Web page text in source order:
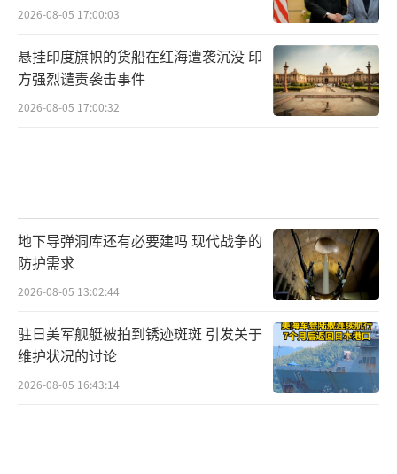
香港新闻网称，《731》的香港首映礼在香
港影艺戏院举行，并且特别选在晚上7时31分举
行，别具意义。该片在香港未映先热，许多香
港网友表示，“铭记历史，支持《731》电影上
日战争时期侵华日军拿中国人做细菌实验为题
材的港产经典电影《黑太阳731》今年7月底在
香港影院重映，甚至因为观众反应热烈加映多
对于《731》的海外发行策略，有分析认
为，影片揭露的反人类罪行是对人性与和平的
2026-08-05 17:00:03
悬挂印度旗帜的货船在红海遭袭沉没 印
方强烈谴责袭击事件
2026-08-05 17:00:32
地下导弹洞库还有必要建吗 现代战争的
防护需求
2026-08-05 13:02:44
驻日美军舰艇被拍到锈迹斑斑 引发关于
维护状况的讨论
2026-08-05 16:43:14